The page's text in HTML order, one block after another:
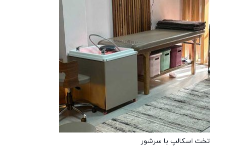
تخت اسکالپ با سرشور